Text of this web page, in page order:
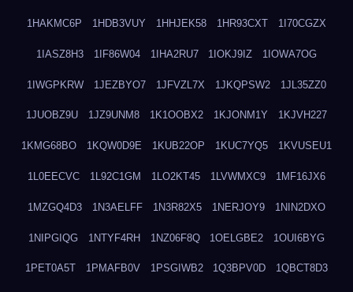
1HAKMC6P 1HDB3VUY 1HHJEK58 1HR93CXT 1I70CGZX
1IASZ8H3 1IF86W04 1IHA2RU7 1IOKJ9IZ 1IOWA7OG
1IWGPKRW 1JEZBYO7 1JFVZL7X 1JKQPSW2 1JL35ZZ0
1JUOBZ9U 1JZ9UNM8 1K1OOBX2 1KJONM1Y 1KJVH227
1KMG68BO 1KQW0D9E 1KUB22OP 1KUC7YQ5 1KVUSEU1
1L0EECVC 1L92C1GM 1LO2KT45 1LVWMXC9 1MF16JX6
1MZGQ4D3 1N3AELFF 1N3R82X5 1NERJOY9 1NIN2DXO
1NIPGIQG 1NTYF4RH 1NZ06F8Q 1OELGBE2 1OUI6BYG
1PET0A5T 1PMAFB0V 1PSGIWB2 1Q3BPV0D 1QBCT8D3